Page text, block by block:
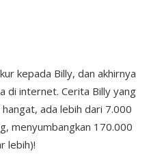
kepada Billy, dan akhirnya
di internet. Cerita Billy yang
ada lebih dari 7.000
menyumbangkan 170.000
lebih)!